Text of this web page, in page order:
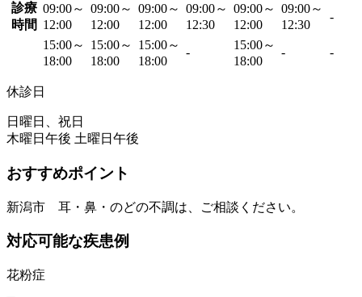
診療
時間
09:00～
12:00
09:00～
12:00
09:00～
12:00
09:00～
12:30
09:00～
12:00
09:00～
12:30
-
15:00～
18:00
15:00～
18:00
15:00～
18:00
-
15:00～
18:00
- -
休診日
日曜日、祝日
木曜日午後 土曜日午後
おすすめポイント
新潟市 耳・鼻・のどの不調は、ご相談ください。
対応可能な疾患例
花粉症